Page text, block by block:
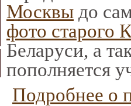
Москвы до
фото старого
Беларуси, а
пополняется
Подробнее о